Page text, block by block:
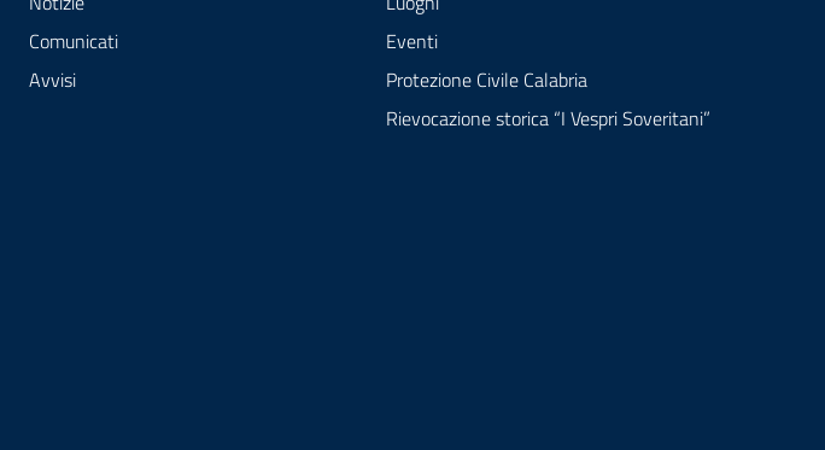
Comunicati
Avvisi
Eventi
Protezione Civile Calabria
Rievocazione storica “I Vespri Soveritani”